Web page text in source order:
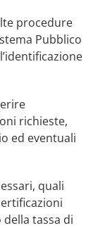
procedure
Pubblico
richieste,
ed eventuali
quali
tassa di